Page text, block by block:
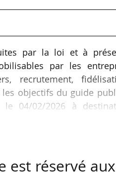
par la loi et à
par les
recrutement,
les objectifs du guide
le 04/02/2026 à
« transitions et
est réservé